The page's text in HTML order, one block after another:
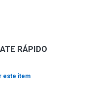
RÁPIDO
este item